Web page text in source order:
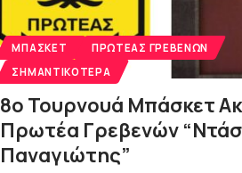
ΜΠΆΣΚΕΤ
ΠΡΩΤΈΑΣ ΓΡΕΒΕΝΏΝ
ΣΗΜΑΝΤΙΚΌΤΕΡΑ
8ο Τουρνουά Μπάσκετ
Πρωτέα Γρεβενών
Παναγιώτης”